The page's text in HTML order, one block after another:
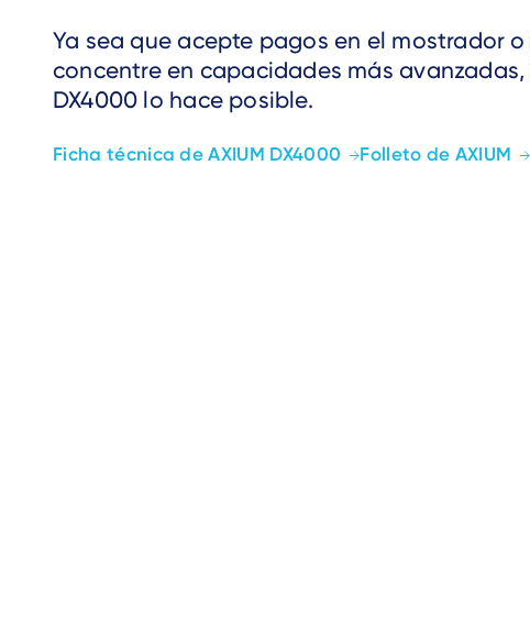
Ya sea que acepte pagos en el mostrador o
concentre en capacidades más avanzadas,
DX4000 lo hace posible.
Ficha técnica de AXIUM DX4000 Folleto de AXIUM